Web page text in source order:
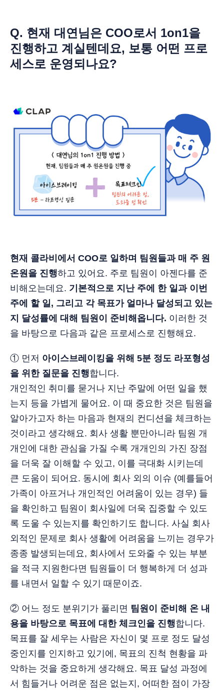
Q. 현재 대연님은 COO로서 1on1을
진행하고 계실텐데요, 보통 어떤 프로
세스로 운영되나요?
현재 콜라비에서 COO로 일하며 팀원들과 매 주 원
온원을 진행하고 있어요. 주로 팀원이 아젠다를 준
비해오는데요. 기본적으로 지난 주에 한 일과 이번
주에 할 일, 그리고 각 목표가 얼마나 달성되고 있는
지 달성률에 대해 팀원이 준비해옵니다. 이러한 것
을 바탕으로 다음과 같은 프로세스로 진행해요.
① 먼저 아이스브레이킹을 위해 5분 정도 라포형성
을 위한 질문을 진행합니다.
개인적인 취미를 묻거나 지난 주말에 어떤 일을 했
는지 등을 가볍게 물어요. 이 때 중요한 것은 팀원을
알아가고자 하는 마음과 현재의 컨디션을 체크하는
것이라고 생각해요. 회사 생활 뿐만아니라 팀원 개
개인에 대한 관심을 가질 수록 개개인의 가진 장점
을 더욱 잘 이해할 수 있고, 이를 극대화 시키는데
큰 도움이 되어요. 동시에 회사 외의 이슈 (예를들어
가족이 아프거나 개인적인 어려움이 있는 경우) 들
을 확인하고 팀원이 회사일에 더욱 집중할 수 있도
록 도울 수 있는지를 확인하기도 합니다. 사실 회사
외적인 문제로 회사 생활에 어려움을 느끼는 경우가
종종 발생되는데요, 회사에서 도와줄 수 있는 부분
을 적극 지원한다면 팀원들이 더 행복하게 더 성과
를 내면서 일할 수 있기 때문이죠.
② 어느 정도 분위기가 풀리면 팀원이 준비해 온 내
용을 바탕으로 목표에 대한 체크인을 진행합니다.
목표를 잘 세우는 사람은 자신이 몇 프로 정도 달성
중인지를 인지하고 있기에, 목표의 진척 현황을 파
악하는 것을 중요하게 생각해요. 목표 달성 과정에
서 힘들거나 어려운 점은 없는지, 어떠한 점이 가장